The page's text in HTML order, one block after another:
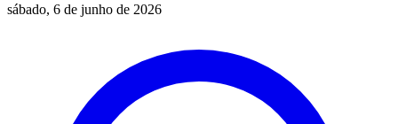
sábado, 6 de junho de 2026